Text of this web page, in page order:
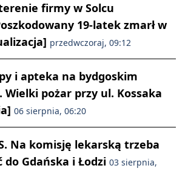
firmy w Solcu
19-latek zmarł w
przedwczoraj, 09:12
i apteka na bydgoskim
Wielki pożar przy ul. Kossaka
06 sierpnia, 06:20
Na komisję lekarską trzeba
do Gdańska i Łodzi 03 sierpnia,